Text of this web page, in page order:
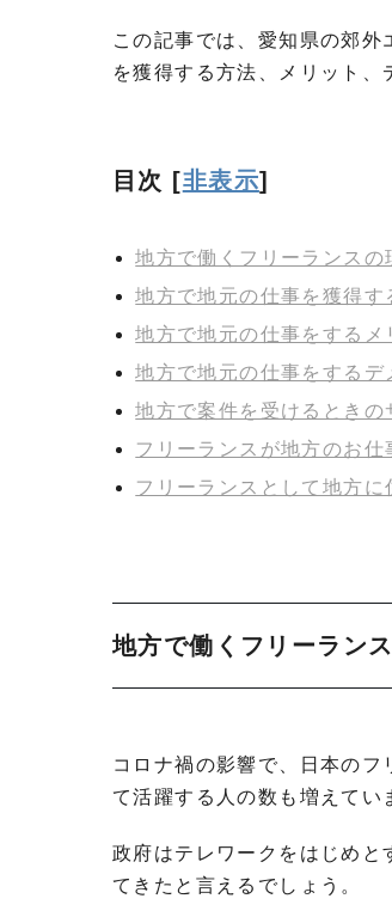
この記事では、愛知県の郊
を獲得する方法、メリット、
目次 [非表示]
地方で働くフリーランスの
地方で地元の仕事を獲得す
地方で地元の仕事をするメ
地方で地元の仕事をするデ
地方で案件を受けるときの
フリーランスが地方のお
フリーランスとして地方に
地方で働くフリーラン
コロナ禍の影響で、日本の
て活躍する人の数も増えてい
政府はテレワークをはじめと
てきたと言えるでしょう。